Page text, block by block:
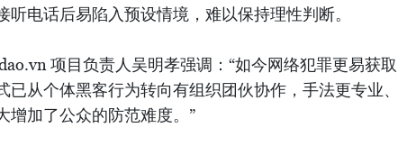
听电话后易陷入预设情境，难以保持理性判断。
项目负责人吴明孝强调：“如今网络犯罪更易获取
已从个体黑客行为转向有组织团伙协作，手法更专业、
增加了公众的防范难度。”